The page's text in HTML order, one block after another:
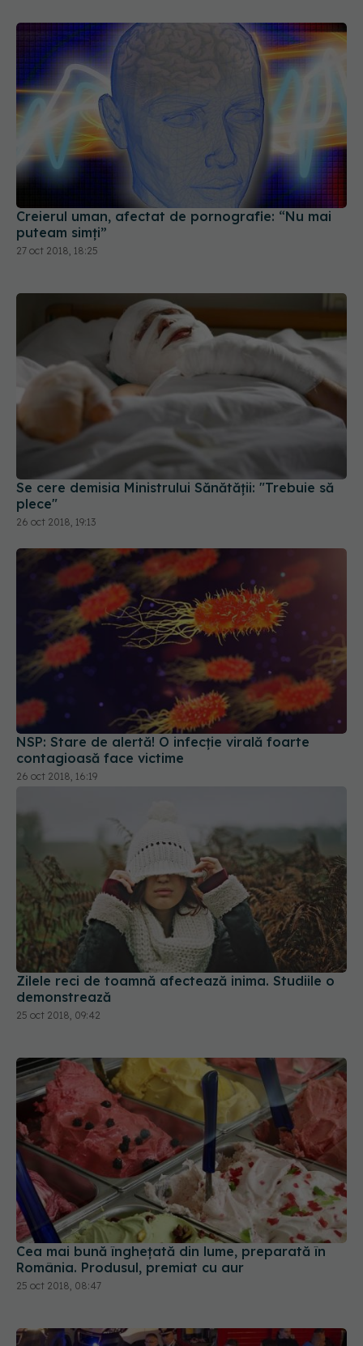
Creierul uman, afectat de pornografie: “Nu mai
puteam simți”
27 oct 2018, 18:25
Se cere demisia Ministrului Sănătății: "Trebuie să
plece"
26 oct 2018, 19:13
NSP: Stare de alertă! O infecţie virală foarte
contagioasă face victime
26 oct 2018, 16:19
Zilele reci de toamnă afectează inima. Studiile o
demonstrează
25 oct 2018, 09:42
Cea mai bună înghețată din lume, preparată în
România. Produsul, premiat cu aur
25 oct 2018, 08:47